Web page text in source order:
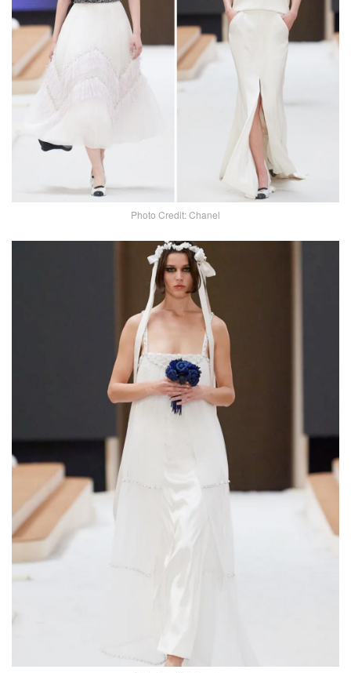
Photo Credit: Chanel